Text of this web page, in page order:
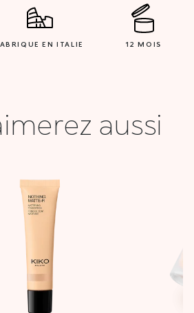
EN ITALIE 12 MOIS
aussi
prix
initial
était :
56,900 DT.